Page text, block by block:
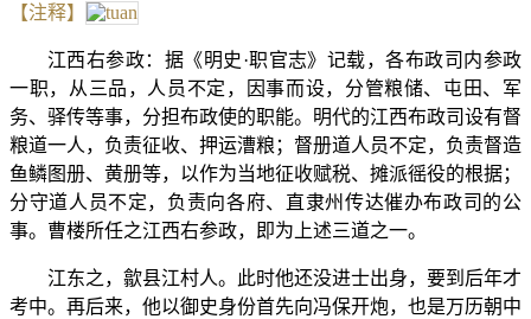
【注释】
江西右参政：据《明史·职官志》记载，各布政司内参政
一职，从三品，人员不定，因事而设，分管粮储、屯田、军
务、驿传等事，分担布政使的职能。明代的江西布政司设有督
粮道一人，负责征收、押运漕粮；督册道人员不定，负责督造
鱼鳞图册、黄册等，以作为当地征收赋税、摊派徭役的根据；
分守道人员不定，负责向各府、直隶州传达催办布政司的公
事。曹楼所任之江西右参政，即为上述三道之一。
江东之，歙县江村人。此时他还没进士出身，要到后年才
考中。再后来，他以御史身份首先向冯保开炮，也是万历朝中